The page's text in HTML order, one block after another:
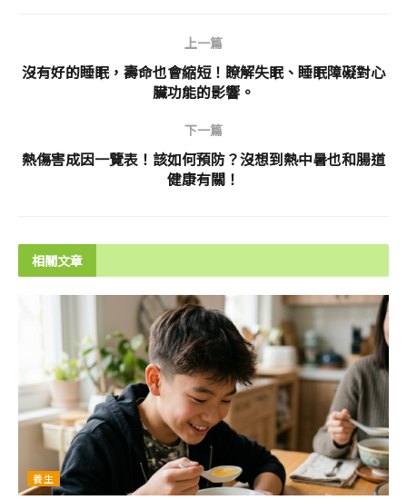
上一篇
沒有好的睡眠，壽命也會縮短！瞭解失眠、睡眠障礙對心
臟功能的影響。
下一篇
熱傷害成因一覽表！該如何預防？沒想到熱中暑也和腸道
健康有關！
相關文章
養生